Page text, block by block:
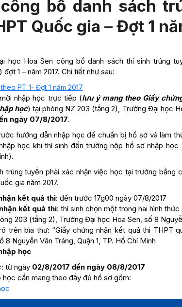
bố danh sách
Quốc gia – Đợt 1
học Hoa Sen công bố danh sách thí sinh trúng
1 – năm 2017. Chi tiết như sau:
PT 1- Đợt 1 năm 2017
nhập học trực tiếp (lưu ý mang theo Giấy
học) tại phòng NZ 203 (tầng 2), Trường Đại học
ngày 07/8/2017.
hướng dẫn nhập học để chuẩn bị hồ sơ và làm
học khi thí sinh đến trường nộp hồ sơ nhập
trúng tuyển phải xác nhận việc học tại trường bằng
gia năm 2017.
kết quả thi: đến trước 17g00 ngày 07/8/2017
kết quả thi: thí sinh chọn một trong hai hình thức
203 (tầng 2), Trường Đại học Hoa Sen, số 8
trên bìa thư: “Giấy chứng nhận kết quả thi THPT
8 Nguyễn Văn Tráng, Quận 1, TP. Hồ Chí Minh
học
từ ngày 02/8/2017 đến ngày 08/8/2017
học cần mang theo đầy đủ hồ sơ gồm: